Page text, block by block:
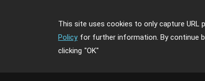
This site uses cookies to only capture URL
Policy for further information. By continue
clicking "OK"